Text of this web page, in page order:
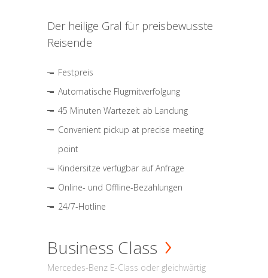
Der heilige Gral für preisbewusste
Reisende
Festpreis
Automatische Flugmitverfolgung
45 Minuten Wartezeit ab Landung
Convenient pickup at precise meeting
point
Kindersitze verfügbar auf Anfrage
Online- und Offline-Bezahlungen
24/7-Hotline
Business Class
Mercedes-Benz E-Class oder gleichwärtig